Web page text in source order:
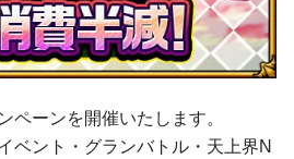
ペーンを開催いたします。
ベント・グランバトル・天上界N